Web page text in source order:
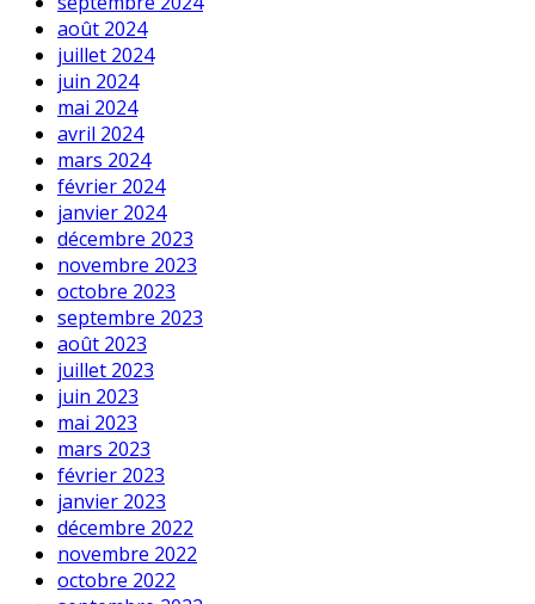
août 2024
juillet 2024
juin 2024
mai 2024
avril 2024
mars 2024
février 2024
janvier 2024
décembre 2023
novembre 2023
octobre 2023
septembre 2023
août 2023
juillet 2023
juin 2023
mai 2023
mars 2023
février 2023
janvier 2023
décembre 2022
novembre 2022
octobre 2022